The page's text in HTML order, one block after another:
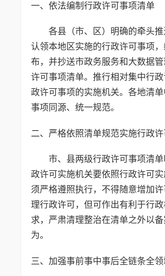
一、依法编制行政许可事项清单
各县（市、区）明确的牵头
认领本地区实施的行政许可事项
布，并抄送市政务服务和大数据
许可事项清单。推行相对集中行
政许可事项的实施机关。各地清
事项同源、统一规范。
二、严格依照清单规范实施行政许
市、县两级行政许可事项清
政许可实施机关要依照行政许可
须严格遵照执行，不得随意增加
理行政许可，但可作出有利于行
求，严肃清理整治在清单之外以
为。
三、加强事前事中事后全链条全